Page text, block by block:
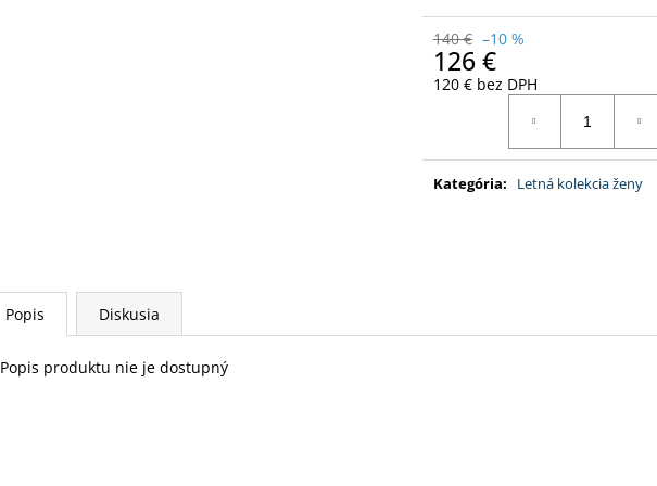
140 € –10 %
126 €
120 € bez DPH
Kategória: Letná kolekcia ženy
Popis Diskusia
Popis produktu nie je dostupný
179 €